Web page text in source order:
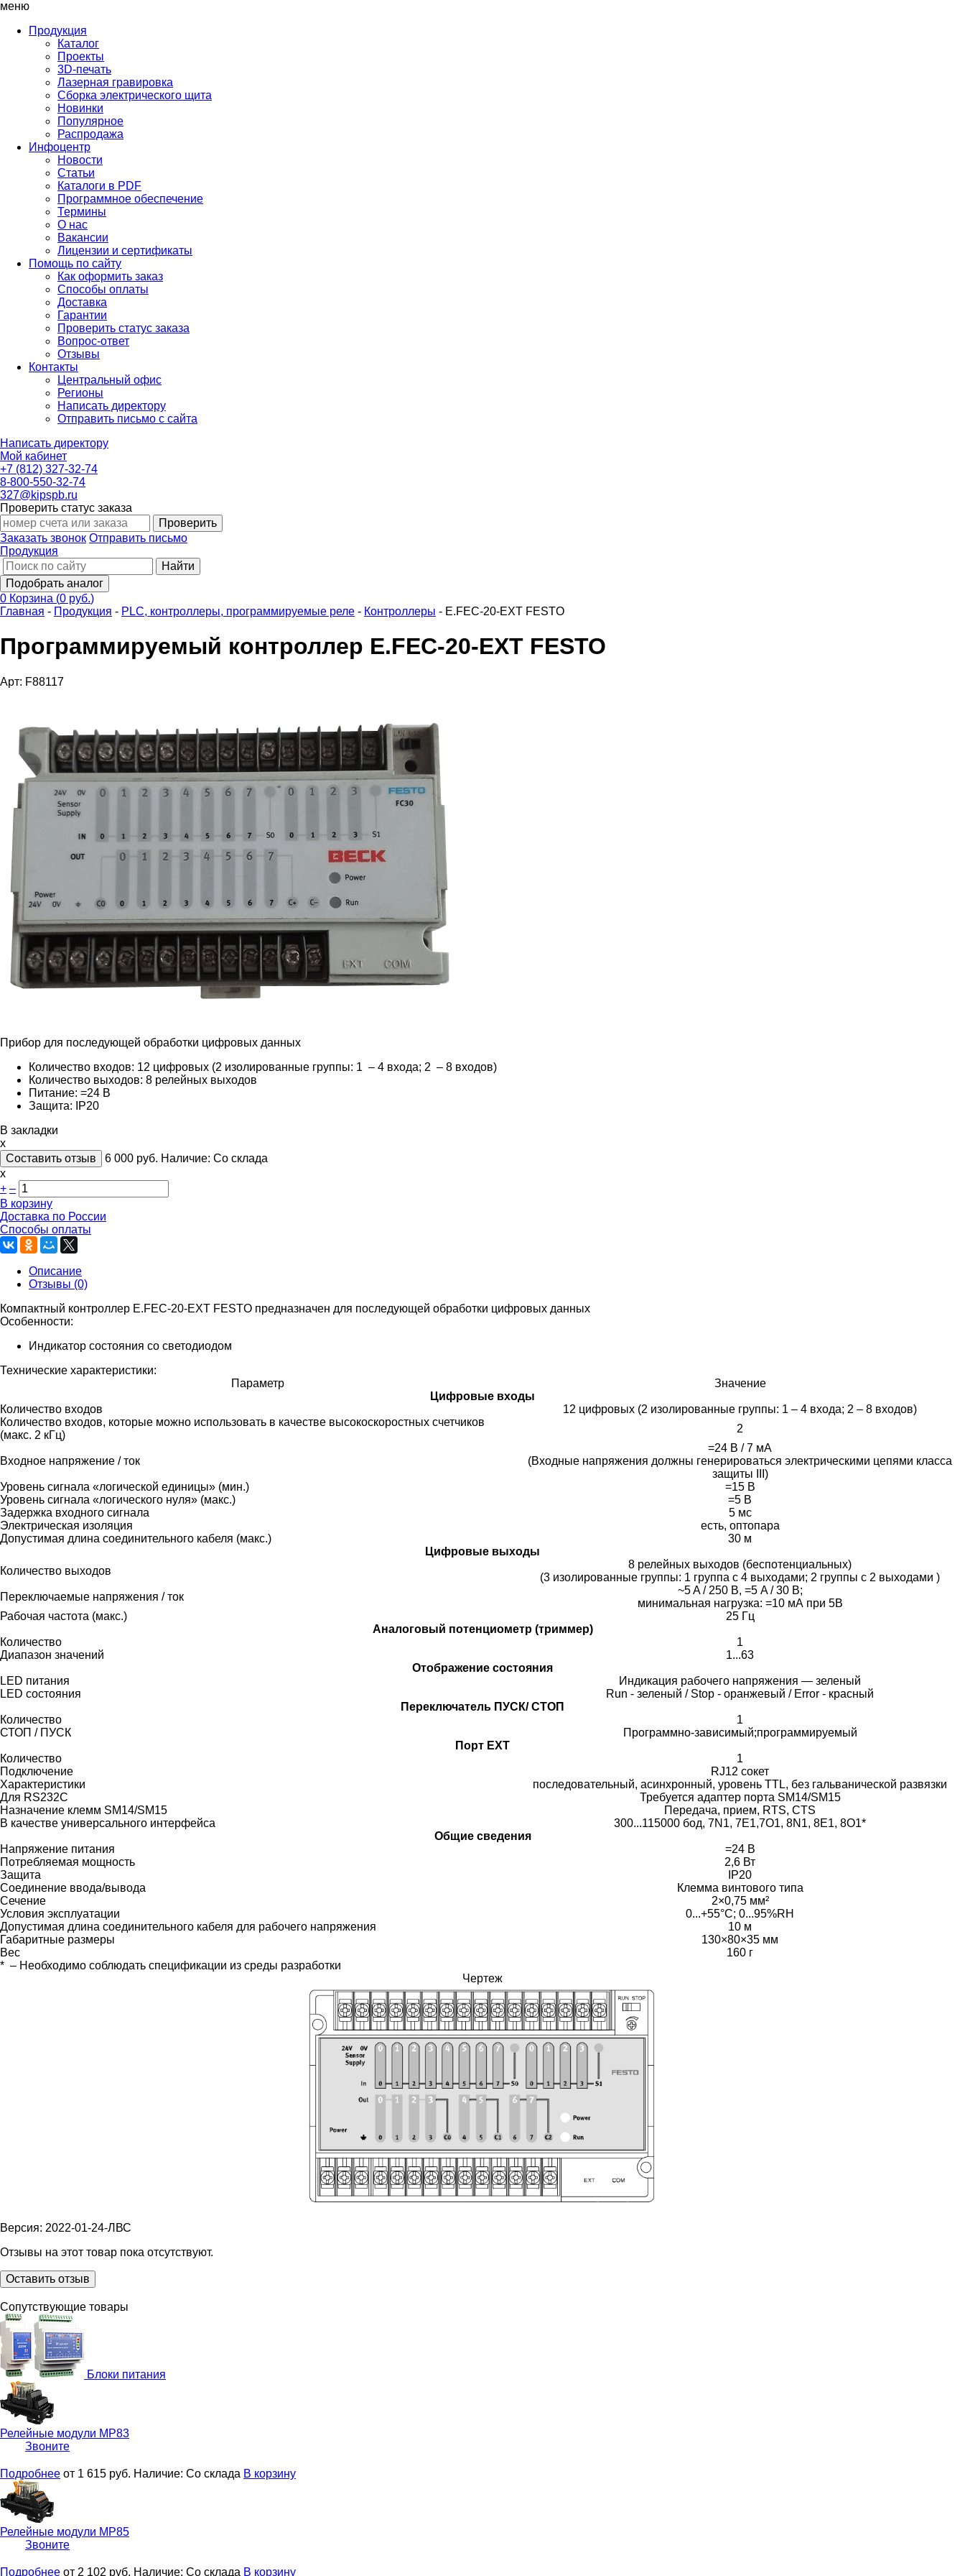
меню
Продукция
Каталог
Проекты
3D-печать
Лазерная гравировка
Сборка электрического щита
Новинки
Популярное
Распродажа
Инфоцентр
Новости
Статьи
Каталоги в PDF
Программное обеспечение
Термины
О нас
Вакансии
Лицензии и сертификаты
Помощь по сайту
Как оформить заказ
Способы оплаты
Доставка
Гарантии
Проверить статус заказа
Вопрос-ответ
Отзывы
Контакты
Центральный офис
Регионы
Написать директору
Отправить письмо с сайта
Написать директору
Мой кабинет
+7 (812) 327-32-74
8-800-550-32-74
327@kipspb.ru
Проверить статус заказа
Проверить
Заказать звонок Отправить письмо
Продукция
Найти
Подобрать аналог
0 Корзина (0 руб.)
Главная - Продукция - PLС, контроллеры, программируемые реле - Контроллеры - E.FEC-20-EXT FESTO
Программируемый контроллер E.FEC-20-EXT FESTO
Арт: F88117
Прибор для последующей обработки цифровых данных
Количество входов: 12 цифровых (2 изолированные группы: 1 – 4 входа; 2 – 8 входов)
Количество выходов: 8 релейных выходов
Питание: =24 В
Защита: IP20
В закладки
x
Составить отзыв
6 000 руб. Наличие: Со склада
х
+ –
В корзину
Доставка по России
Способы оплаты
Описание
Отзывы (0)
Компактный контроллер E.FEC-20-EXT FESTO предназначен для последующей обработки цифровых данных
Особенности:
Индикатор состояния со светодиодом
Технические характеристики:
Параметр
Значение
Цифровые входы
Количество входов
12 цифровых (2 изолированные группы: 1 – 4 входа; 2 – 8 входов)
Количество входов, которые можно использовать в качестве высокоскоростных счетчиков
(макс. 2 кГц)
2
Входное напряжение / ток
=24 В / 7 мА
(Входные напряжения должны генерироваться электрическими цепями класса
защиты III)
Уровень сигнала «логической единицы» (мин.)
=15 В
Уровень сигнала «логического нуля» (макс.)
=5 В
Задержка входного сигнала
5 мс
Электрическая изоляция
есть, оптопара
Допустимая длина соединительного кабеля (макс.)
30 м
Цифровые выходы
Количество выходов
8 релейных выходов (беспотенциальных)
(3 изолированные группы: 1 группа с 4 выходами; 2 группы с 2 выходами )
Переключаемые напряжения / ток
~5 A / 250 В, =5 A / 30 В;
минимальная нагрузка: =10 мА при 5В
Рабочая частота (макс.)
25 Гц
Аналоговый потенциометр (триммер)
Количество
1
Диапазон значений
1...63
Отображение состояния
LED питания
Индикация рабочего напряжения — зеленый
LED состояния
Run - зеленый / Stop - оранжевый / Error - красный
Переключатель ПУСК/ СТОП
Количество
1
СТОП / ПУСК
Программно-зависимый;программируемый
Порт EXT
Количество
1
Подключение
RJ12 сокет
Характеристики
последовательный, асинхронный, уровень TTL, без гальванической развязки
Для RS232C
Требуется адаптер порта SM14/SM15
Назначение клемм SM14/SM15
Передача, прием, RTS, CTS
В качестве универсального интерфейса
300...115000 бод, 7N1, 7E1,7O1, 8N1, 8E1, 8O1*
Общие сведения
Напряжение питания
=24 В
Потребляемая мощность
2,6 Вт
Защита
IP20
Соединение ввода/вывода
Клемма винтового типа
Сечение
2×0,75 мм²
Условия эксплуатации
0...+55°C; 0...95%RH
Допустимая длина соединительного кабеля для рабочего напряжения
10 м
Габаритные размеры
130×80×35 мм
Вес
160 г
* – Необходимо соблюдать спецификации из среды разработки
Чертеж
Версия: 2022-01-24-ЛВС
Отзывы на этот товар пока отсутствуют.
Оставить отзыв
Сопутствующие товары
Блоки питания
Релейные модули МР83
Звоните
Подробнее от 1 615 руб. Наличие: Со склада В корзину
Релейные модули МР85
Звоните
Подробнее от 2 102 руб. Наличие: Со склада В корзину